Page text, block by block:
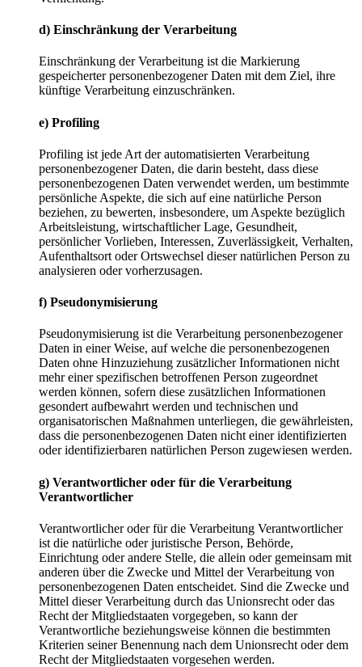
d) Einschränkung der Verarbeitung
Einschränkung der Verarbeitung ist die Markierung
gespeicherter personenbezogener Daten mit dem Ziel, ihre
künftige Verarbeitung einzuschränken.
e) Profiling
Profiling ist jede Art der automatisierten Verarbeitung
personenbezogener Daten, die darin besteht, dass diese
personenbezogenen Daten verwendet werden, um bestimmte
persönliche Aspekte, die sich auf eine natürliche Person
beziehen, zu bewerten, insbesondere, um Aspekte bezüglich
Arbeitsleistung, wirtschaftlicher Lage, Gesundheit,
persönlicher Vorlieben, Interessen, Zuverlässigkeit, Verhalten,
Aufenthaltsort oder Ortswechsel dieser natürlichen Person zu
analysieren oder vorherzusagen.
f) Pseudonymisierung
Pseudonymisierung ist die Verarbeitung personenbezogener
Daten in einer Weise, auf welche die personenbezogenen
Daten ohne Hinzuziehung zusätzlicher Informationen nicht
mehr einer spezifischen betroffenen Person zugeordnet
werden können, sofern diese zusätzlichen Informationen
gesondert aufbewahrt werden und technischen und
organisatorischen Maßnahmen unterliegen, die gewährleisten,
dass die personenbezogenen Daten nicht einer identifizierten
oder identifizierbaren natürlichen Person zugewiesen werden.
g) Verantwortlicher oder für die Verarbeitung
Verantwortlicher
Verantwortlicher oder für die Verarbeitung Verantwortlicher
ist die natürliche oder juristische Person, Behörde,
Einrichtung oder andere Stelle, die allein oder gemeinsam mit
anderen über die Zwecke und Mittel der Verarbeitung von
personenbezogenen Daten entscheidet. Sind die Zwecke und
Mittel dieser Verarbeitung durch das Unionsrecht oder das
Recht der Mitgliedstaaten vorgegeben, so kann der
Verantwortliche beziehungsweise können die bestimmten
Kriterien seiner Benennung nach dem Unionsrecht oder dem
Recht der Mitgliedstaaten vorgesehen werden.